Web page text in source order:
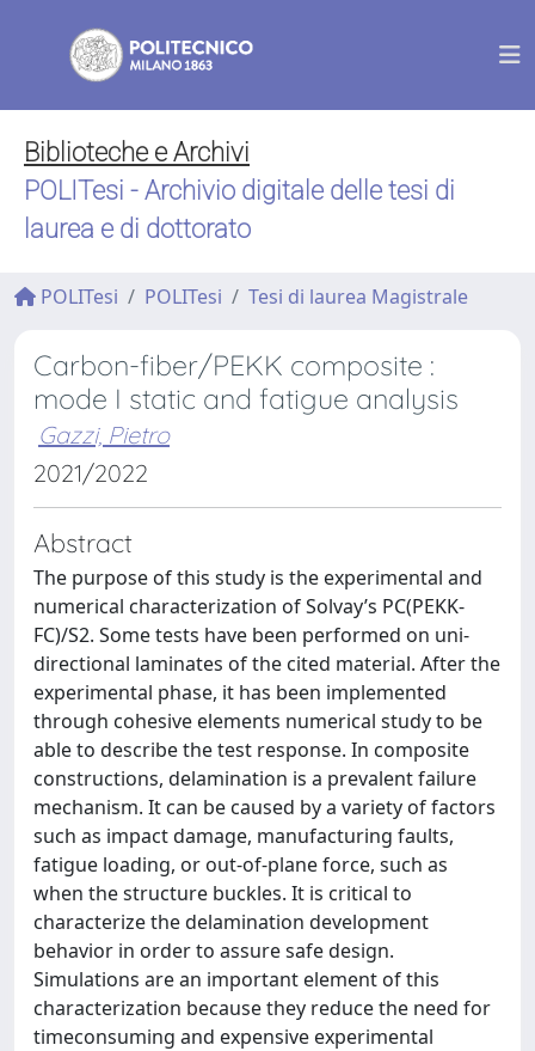
Biblioteche e Archivi
POLITesi - Archivio digitale delle tesi di
laurea e di dottorato
POLITesi POLITesi Tesi di laurea Magistrale
Carbon-fiber/PEKK composite :
mode I static and fatigue analysis
Gazzi, Pietro
2021/2022
Abstract
The purpose of this study is the experimental and
numerical characterization of Solvay’s PC(PEKK-
FC)/S2. Some tests have been performed on uni-
directional laminates of the cited material. After the
experimental phase, it has been implemented
through cohesive elements numerical study to be
able to describe the test response. In composite
constructions, delamination is a prevalent failure
mechanism. It can be caused by a variety of factors
such as impact damage, manufacturing faults,
fatigue loading, or out-of-plane force, such as
when the structure buckles. It is critical to
characterize the delamination development
behavior in order to assure safe design.
Simulations are an important element of this
characterization because they reduce the need for
timeconsuming and expensive experimental